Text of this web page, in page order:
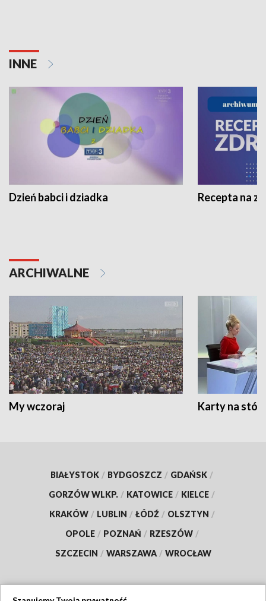
INNE
Dzień babci i dziadka Recepta na
ARCHIWALNE
My wczoraj Karty na
BIAŁYSTOK / BYDGOSZCZ / GDAŃSK /
GORZÓW WLKP. / KATOWICE / KIELCE /
KRAKÓW / LUBLIN / ŁÓDŹ / OLSZTYN /
OPOLE / POZNAŃ / RZESZÓW /
SZCZECIN / WARSZAWA / WROCŁAW